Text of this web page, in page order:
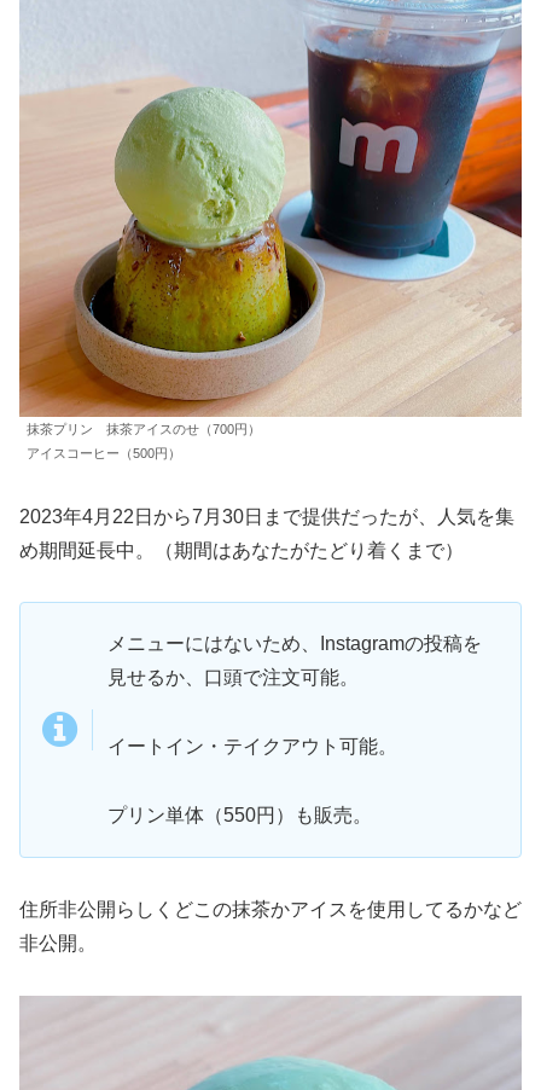
抹茶プリン 抹茶アイスのせ（700円）
アイスコーヒー（500円）
2023年4月22日から7月30日まで提供だったが、人気を集
め期間延長中。（期間はあなたがたどり着くまで）
メニューにはないため、Instagramの投稿を
見せるか、口頭で注文可能。
イートイン・テイクアウト可能。
プリン単体（550円）も販売。
住所非公開らしくどこの抹茶かアイスを使用してるかなど
非公開。